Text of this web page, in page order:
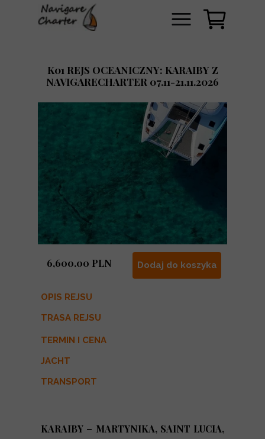
TRANSPORT
TERMIN I CENA
JACHT
TRASA REJSU
OPIS REJSU
K01 REJS OCEANICZNY: KARAIBY Z
NAVIGARECHARTER 07.11-21.11.2026
Dodaj do koszyka
6,600.00 PLN
KARAIBY – MARTYNIKA, SAINT LUCIA,